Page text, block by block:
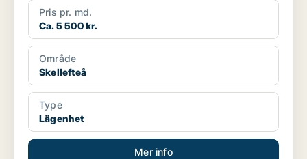
Pris pr. md.
Ca. 5 500 kr.
Område
Skellefteå
Type
Lägenhet
Mer info